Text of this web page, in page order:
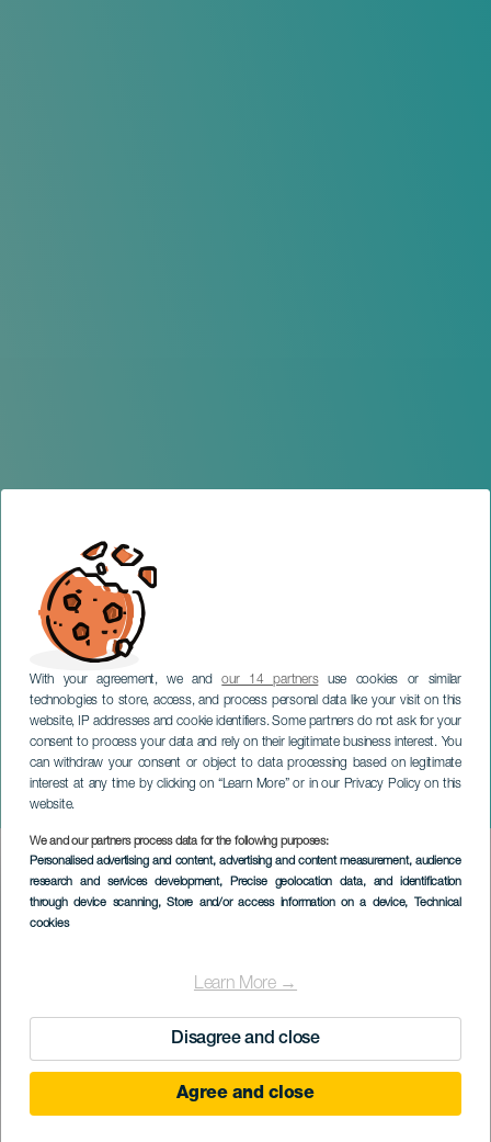
With your agreement, we andour 14 partnersuse cookies or similar
technologies to store, access, and process personal data like your visit on this
website, IP addresses and cookie identifiers. Some partners do not ask for your
consent to process your data and rely on their legitimate business interest. You
can withdraw your consent or object to data processing based on legitimate
interest at any time by clicking on “Learn More” or in our Privacy Policy on this
website.
We and our partners process data for the following purposes:
Personalised advertising and content, advertising and content measurement, audience
research and services development, Precise geolocation data, and identification
through device scanning, Store and/or access information on a device, Technical
cookies
Learn More →
Disagree and close
Agree and close
Olga Cerpa a Mestisay na
koncertě
TENERIFE
Imagen
Listado